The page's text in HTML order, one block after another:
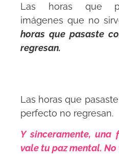
Las horas que
imágenes que no
horas que pasaste
regresan.
Las horas que
perfecto no regresan.
Y sinceramente,
vale tu paz mental.